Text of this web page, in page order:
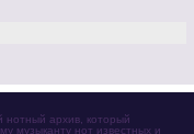
нотный архив, который
музыканту нот известных и